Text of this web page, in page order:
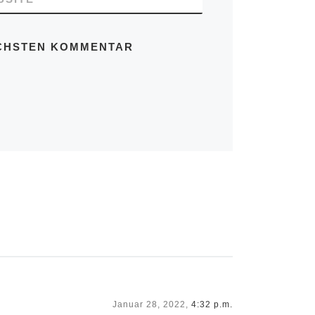
KOMMENTAR
Januar 28, 2022, 4:32 p.m.